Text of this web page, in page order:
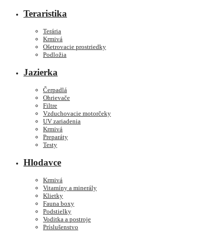
Teraristika
Terária
Krmivá
Ošetrovacie prostriedky
Podložia
Jazierka
Čerpadlá
Ohrievače
Filtre
Vzduchovacie motorčeky
UV zariadenia
Krmivá
Preparáty
Testy
Hlodavce
Krmivá
Vitamíny a minerály
Klietky
Fauna boxy
Podstielky
Voditka a postroje
Príslušenstvo